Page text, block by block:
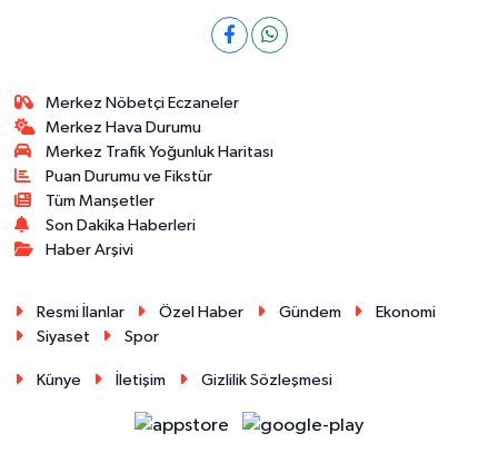
Merkez Nöbetçi Eczaneler
Merkez Hava Durumu
Merkez Trafik Yoğunluk Haritası
Puan Durumu ve Fikstür
Tüm Manşetler
Son Dakika Haberleri
Haber Arşivi
Resmi İlanlar Özel Haber Gündem
Ekonomi
Siyaset
Spor
Künye İletişim Gizlilik Sözleşmesi